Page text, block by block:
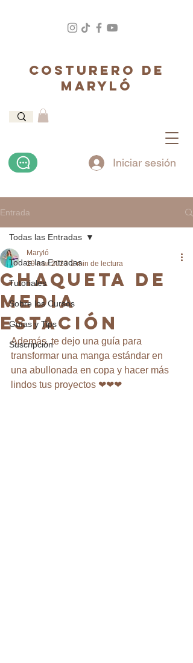
COSTURERO DE
MARYLÓ
Iniciar sesión
Entrada
Todas las Entradas
Tutoriales
Sobre los Cursos
Guías y Tips
Suscripción
Todas las Entradas
CHAQUETA DE
MEDIA
ESTACIÓN
Maryló
19 mar 2023 2 min de lectura
Además, te dejo una guía para
transformar una manga estándar en
una abullonada en copa y hacer más
lindos tus proyectos ❤❤❤